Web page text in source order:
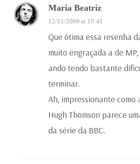
Maria Beatriz
12/11/2009 at 10:41
Que ótima essa resenha
muito engraçada a de
ando tendo bastante
terminar.
Ah, impressionante como
Hugh Thomson parece
da série da BBC.